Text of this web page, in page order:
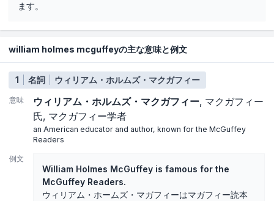
ます。
william holmes mcguffeyの主な意味と例文
1 名詞 ウィリアム・ホルムズ・マクガフィー
意味 ウィリアム・ホルムズ・マクガフィー マクガフィー
氏 マクガフィー学者
an American educator and author, known for the McGuffey
Readers
例文
William Holmes McGuffey is famous for the
McGuffey Readers.
ウィリアム・ホームズ・マガフィーはマガフィー読本